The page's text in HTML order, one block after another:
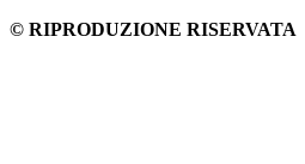
© RIPRODUZIONE RISERVATA